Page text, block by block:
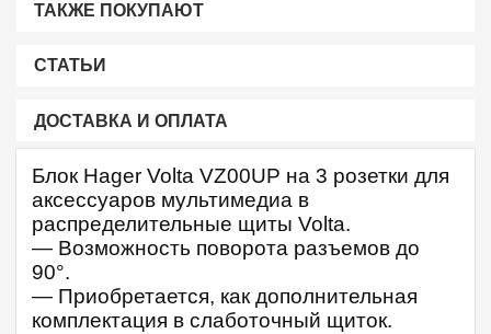
ТАКЖЕ ПОКУПАЮТ
СТАТЬИ
ДОСТАВКА И ОПЛАТА
Блок Hager Volta VZ00UP на 3 розетки для
аксессуаров мультимедиа в
распределительные щиты Volta.
— Возможность поворота разъемов до
90°.
— Приобретается, как дополнительная
комплектация в слаботочный щиток.